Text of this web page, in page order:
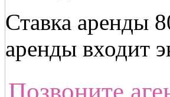
Ставка аренды
аренды входит